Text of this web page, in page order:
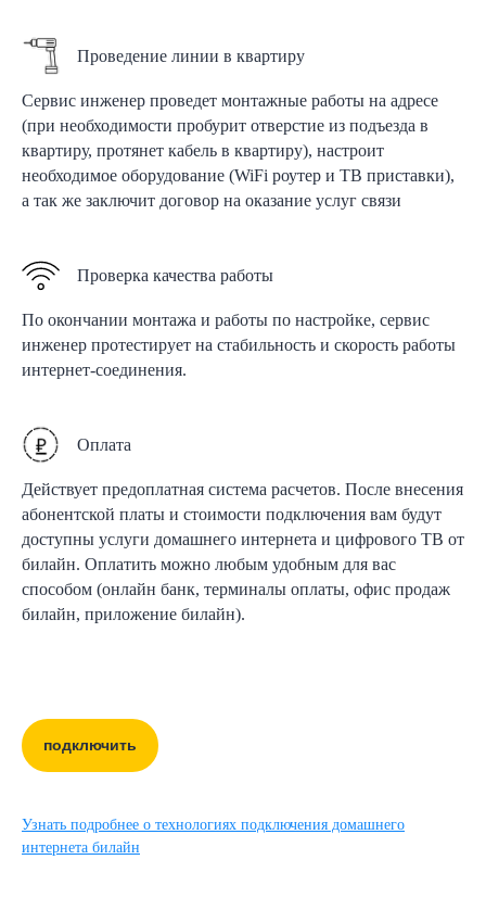
Проведение линии в квартиру
Сервис инженер проведет монтажные работы на адресе
(при необходимости пробурит отверстие из подъезда в
квартиру, протянет кабель в квартиру), настроит
необходимое оборудование (WiFi роутер и ТВ приставки),
а так же заключит договор на оказание услуг связи
Проверка качества работы
По окончании монтажа и работы по настройке, сервис
инженер протестирует на стабильность и скорость работы
интернет-соединения.
Оплата
Действует предоплатная система расчетов. После внесения
абонентской платы и стоимости подключения вам будут
доступны услуги домашнего интернета и цифрового ТВ от
билайн. Оплатить можно любым удобным для вас
способом (онлайн банк, терминалы оплаты, офис продаж
билайн, приложение билайн).
подключить
Узнать подробнее о технологиях подключения домашнего
интернета билайн